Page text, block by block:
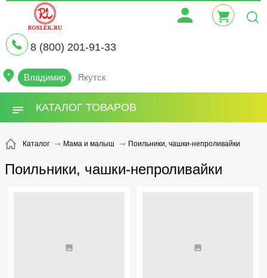
8 (800) 201-91-33
Владимир Якутск
КАТАЛОГ ТОВАРОВ
Каталог Мама и малыш Поильники, чашки-непроливайки
Поильники, чашки-непроливайки